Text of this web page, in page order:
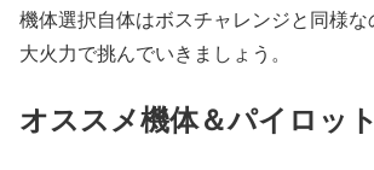
機体選択自体はボスチャレンジと同様
大火力で挑んでいきましょう。
オススメ機体＆パイロット